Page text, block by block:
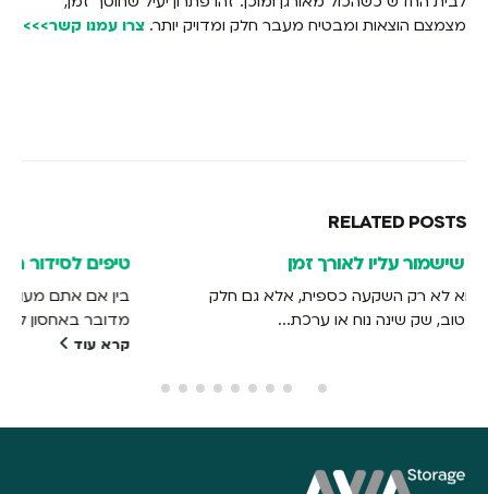
מצמצם הוצאות ומבטיח מעבר חלק ומדויק יותר. צרו עמנו קשר>>>
RELATED POSTS
טיפים לסידור החפצים במחסנים לאחסון תכולת דירה
בין אם אתם מעוניינים לאחסן רהיטים וציוד לתקופה קצרה ובין אם
מדובר באחסון לטווח ארוך, חשוב להכיר את העקרונות המרכזיים...